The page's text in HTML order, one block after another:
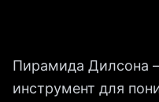
Пирамида Дилсона
инструмент для